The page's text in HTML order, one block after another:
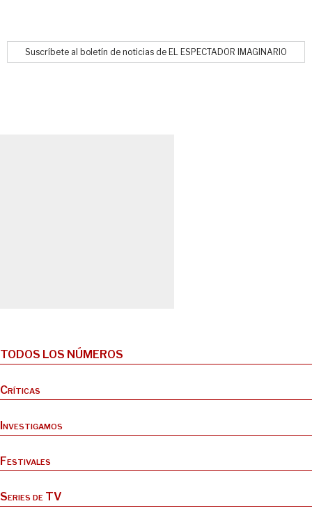
Suscríbete al boletín de noticias de EL ESPECTADOR IMAGINARIO
TODOS LOS NÚMEROS
Críticas
Investigamos
Festivales
Series de TV